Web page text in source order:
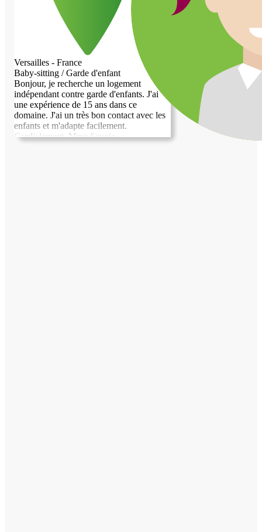
Versailles - France
Baby-sitting / Garde d'enfant
Bonjour, je recherche un logement
indépendant contre garde d'enfants. J'ai
une expérience de 15 ans dans ce
domaine. J'ai un très bon contact avec les
enfants et m'adapte facilement.
Cordialement. Mme Savoie